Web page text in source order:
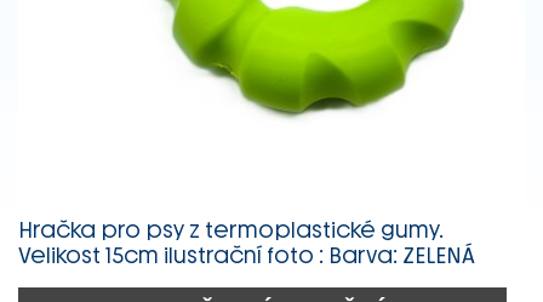
Hračka pro psy z termoplastické gumy.
Velikost 15cm ilustrační foto : Barva: ZELENÁ